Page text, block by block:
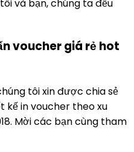
và bạn, chúng ta đều
voucher giá rẻ hot
tôi xin được chia sẻ
kế in voucher theo xu
Mời các bạn cùng tham